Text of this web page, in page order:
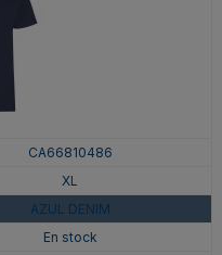
CA66810486
XL
AZUL DENIM
En stock